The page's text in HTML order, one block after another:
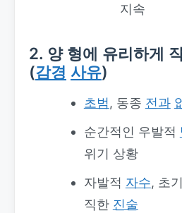
지속
2. 양 형에 유리하게
(감경 사유)
초범, 동종 전과
순간적인 우발적
위기 상황
자발적 자수, 초기
직한 진술